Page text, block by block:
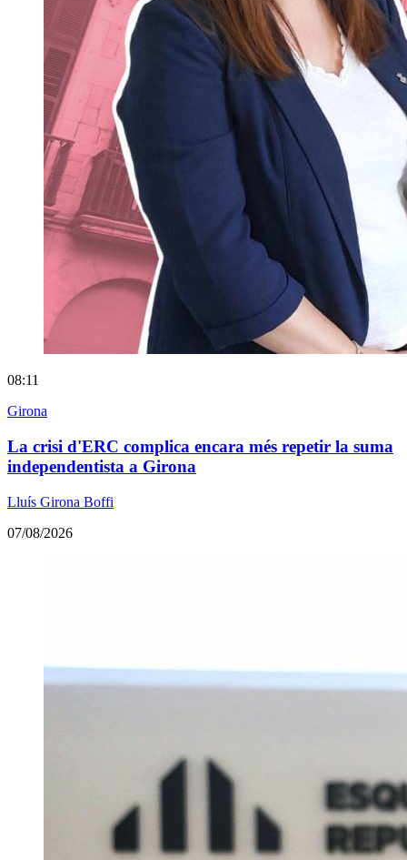
08:11
Girona
La crisi d'ERC complica encara més repetir la suma
independentista a Girona
Lluís Girona Boffi
07/08/2026